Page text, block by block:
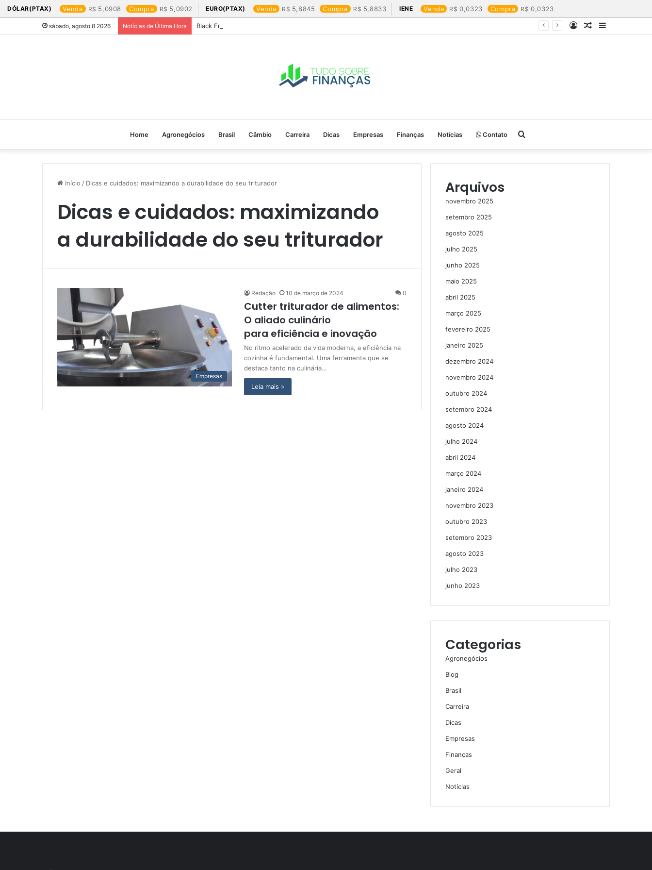
DÓLAR(PTAX) Venda 5,0908 Compra 5,0902 EURO(PTAX) Venda 5,8845 Compra 5,8833 IENE Venda 0,0323 Compra 0,0323
sábado, agosto 8 2026 Notícias de Última Hora Black Friday: os produtos que mais valem a pena
Barra
Artigo
Entrar
Home Agronegócios Brasil Câmbio Carreira Dicas Empresas Finanças Notícias Contato Procurar
por
Início / Dicas e cuidados: maximizando a durabilidade do seu triturador
Dicas e cuidados: maximizando
a durabilidade do seu triturador
Empresas
Redação 10 de março de 2024 0
Cutter triturador de alimentos:
O aliado culinário
para eficiência e inovação
No ritmo acelerado da vida moderna, a eficiência na
cozinha é fundamental. Uma ferramenta que se
destaca tanto na culinária…
Leia mais »
Arquivos
novembro 2025
setembro 2025
agosto 2025
julho 2025
junho 2025
maio 2025
abril 2025
março 2025
fevereiro 2025
janeiro 2025
dezembro 2024
novembro 2024
outubro 2024
setembro 2024
agosto 2024
julho 2024
abril 2024
março 2024
janeiro 2024
novembro 2023
outubro 2023
setembro 2023
agosto 2023
julho 2023
junho 2023
Categorias
Agronegócios
Blog
Brasil
Carreira
Dicas
Empresas
Finanças
Geral
Notícias